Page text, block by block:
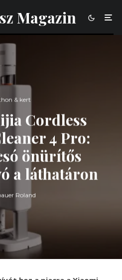
Magazin
& kert
Cordless
4 Pro:
önürítős
a láthatáron
Roland